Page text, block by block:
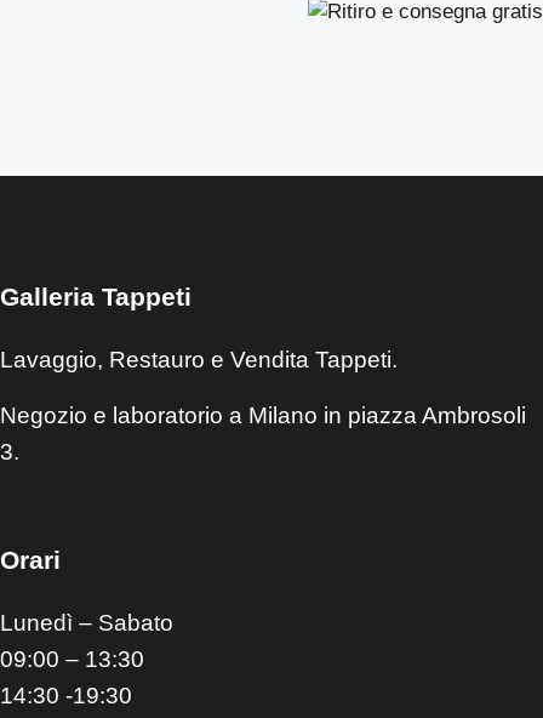
Galleria Tappeti
Lavaggio, Restauro e Vendita Tappeti.
Negozio e laboratorio a Milano in piazza Ambrosoli
3.
Orari
Lunedì – Sabato
09:00 – 13:30
14:30 -19:30